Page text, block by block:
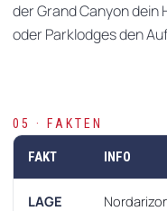
der Grand Canyon dein
oder Parklodges den
05 · FAKTEN
FAKT INFO
LAGE